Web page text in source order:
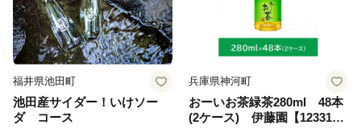
福井県池田町
池田産サイダー！いけソー
ダ コース
兵庫県神河町
おーいお茶緑茶280ml 48本
(2ケース) 伊藤園【123317